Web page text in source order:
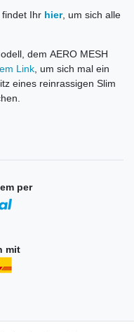
findet Ihr hier, um sich alle
dem AERO MESH
Link, um sich mal ein
eines reinrassigen Slim
per
mit